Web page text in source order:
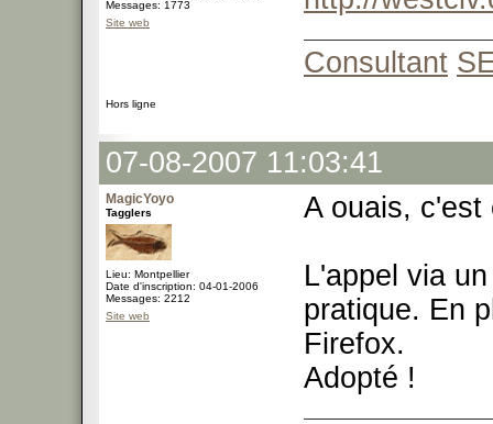
Messages: 1773
Site web
Consultant
Hors ligne
07-08-2007 11:03:41
MagicYoyo
Tagglers
Lieu: Montpellier
Date d'inscription: 04-01-2006
Messages: 2212
Site web
A ouais, c'est
L'appel via
pratique. En
Firefox.
Adopté !